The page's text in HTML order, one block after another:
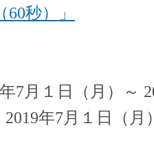
秒）」
7月１日（月）～
2019年7月１日（月